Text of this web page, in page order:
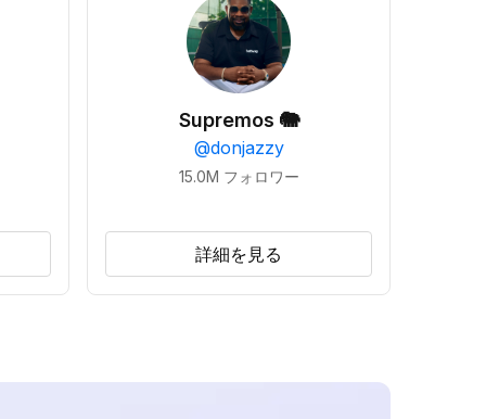
Supremos 🐘
@donjazzy
15.0M フォロワー
詳細を見る